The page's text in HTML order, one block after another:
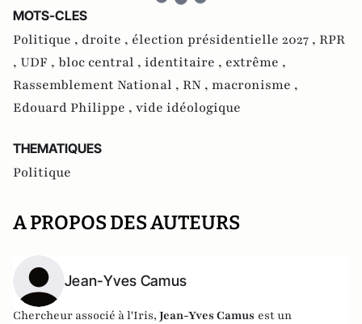
MOTS-CLES
Politique , droite , élection présidentielle 2027 , RPR
, UDF , bloc central , identitaire , extrême ,
Rassemblement National , RN , macronisme ,
Edouard Philippe , vide idéologique
THEMATIQUES
Politique
A PROPOS DES AUTEURS
Jean-Yves Camus
Chercheur associé à l'Iris, Jean-Yves Camus est un